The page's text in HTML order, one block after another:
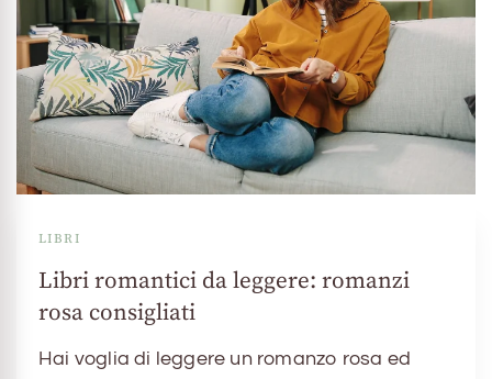
LIBRI
Libri romantici da leggere: romanzi
rosa consigliati
Hai voglia di leggere un romanzo rosa ed